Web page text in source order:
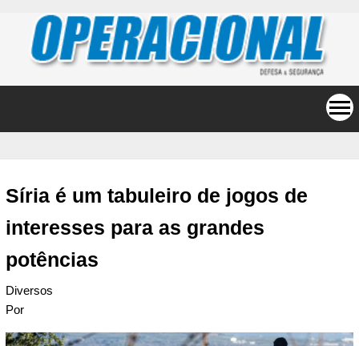
Síria é um tabuleiro de jogos de
interesses para as grandes
potências
Diversos
Por